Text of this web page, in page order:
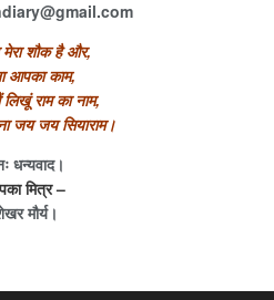
मेरा शौक है और,
आपका काम,
राम का नाम,
जय जय सियाराम।
धन्यवाद।
मित्र –
मौर्य।